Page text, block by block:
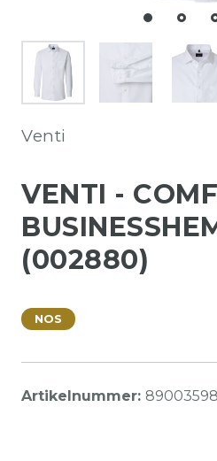
Venti
VENTI -
(002880)
NOS
Artikelnummer: